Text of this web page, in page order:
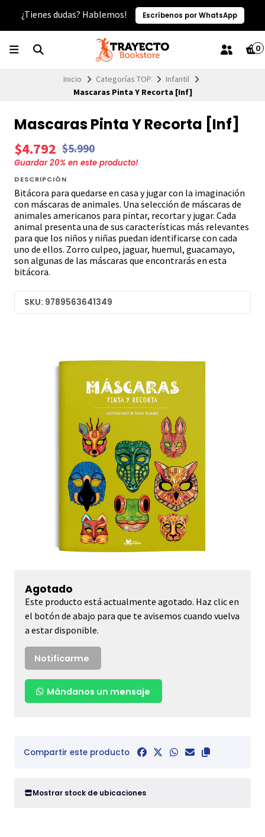
¿Tienes dudas? Hablemos! Escríbenos por WhatsApp
0
Inicio Categorías TOP
Infantil
Mascaras Pinta Y Recorta [Inf]
Mascaras Pinta Y Recorta [Inf]
$4.792 $5.990
Guardar20% en este producto!
DESCRIPCIÓN
Bitácora para quedarse en casa y jugar con la imaginación
con máscaras de animales. Una selección de máscaras de
animales americanos para pintar, recortar y jugar. Cada
animal presenta una de sus características más relevantes
para que los niños y niñas puedan identificarse con cada
uno de ellos. Zorro culpeo, jaguar, huemul, guacamayo,
son algunas de las máscaras que encontrarás en esta
bitácora.
SKU: 9789563641349
Agotado
Este producto está actualmente agotado. Haz clic en
el botón de abajo para que te avisemos cuando vuelva
a estar disponible.
Notificarme
Mándanos un mensaje
Compartir este producto
Mostrar stock de ubicaciones